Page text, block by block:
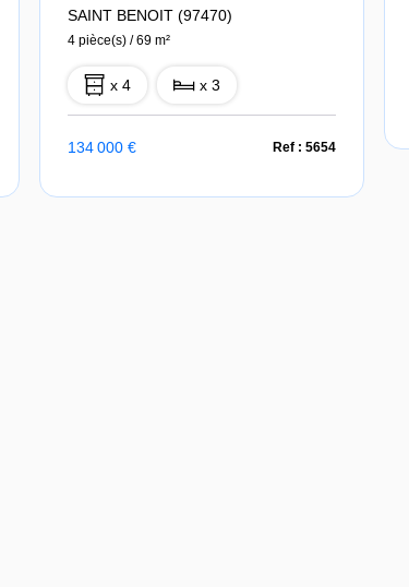
SAINT BENOIT (97470)
4 pièce(s) / 69 m²
x 4 x 3
134 000 € Ref : 5654